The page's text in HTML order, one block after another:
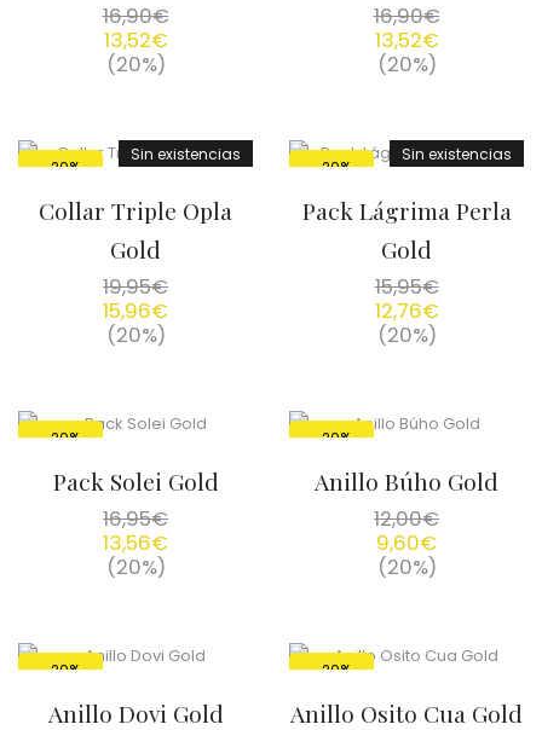
16,90€
13,52€
(20%)
16,90€
13,52€
(20%)
Sin existencias
-20%
Collar Triple Opla
Gold
19,95€
15,96€
(20%)
Sin existencias
-20%
Pack Lágrima Perla
Gold
15,95€
12,76€
(20%)
-20%
Pack Solei Gold
16,95€
13,56€
(20%)
-20%
Anillo Búho Gold
12,00€
9,60€
(20%)
-20%
Anillo Dovi Gold
-20%
Anillo Osito Cua Gold